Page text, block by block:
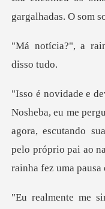
gargalhadas. O som
agora, escutando
pelo pró